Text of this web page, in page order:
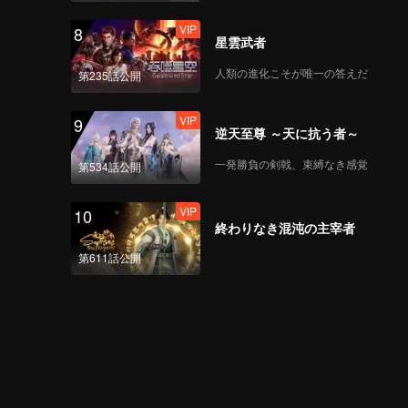
8
第235話公開
VIP
星雲武者
人類の進化こそが唯一の答えだ
9
第534話公開
VIP
逆天至尊 ～天に抗う者～
一発勝負の剣戟、束縛なき感覚
10
第611話公開
VIP
終わりなき混沌の主宰者